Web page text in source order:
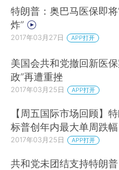
特朗普：奥巴马医保即将
炸”
2017年03月27日 APP打开
美国会共和党撤回新医
政”再遭重挫
2017年03月25日 APP打开
【周五国际市场回顾】
标普创年内最大单周跌幅
2017年03月25日 APP打开
共和党未团结支持特朗